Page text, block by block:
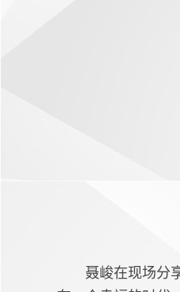
聂峻在现场分